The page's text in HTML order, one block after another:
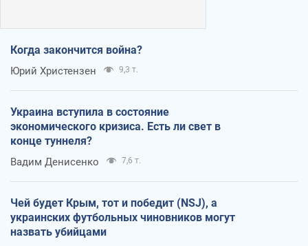
Когда закончится война?
Юрий Христензен 9,3 т.
Украина вступила в состояние
экономического кризиса. Есть ли свет в
конце туннеля?
Вадим Денисенко 7,6 т.
Чей будет Крым, тот и победит (NSJ), а
украинских футбольных чиновников могут
назвать убийцами